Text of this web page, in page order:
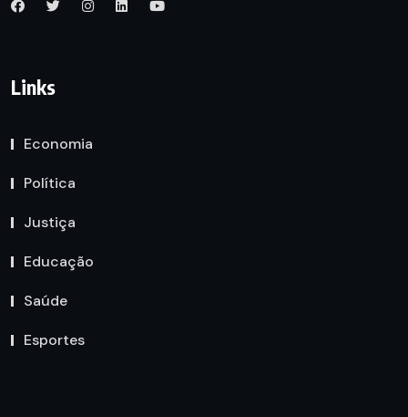
Links
Economia
Política
Justiça
Educação
Saúde
Esportes